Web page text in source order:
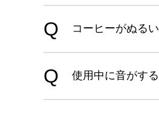
コーヒーがぬるい
使用中に音がする